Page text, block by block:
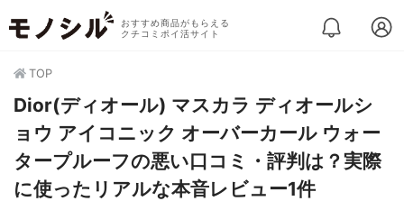
おすすめ商品がもらえる
クチコミポイ活サイト
TOP
Dior(ディオール) マスカラ ディオールシ
ョウ アイコニック オーバーカール ウォー
タープルーフの悪い口コミ・評判は？実際
に使ったリアルな本音レビュー1件